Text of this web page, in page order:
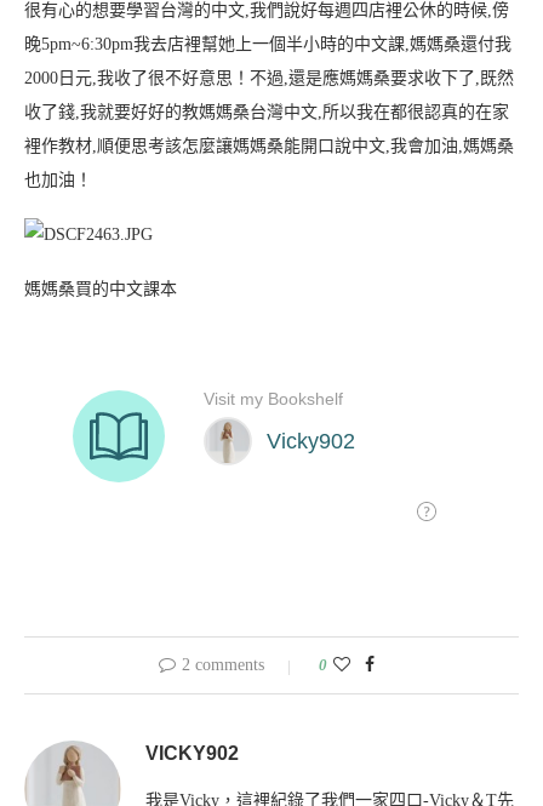
很有心的想要學習台灣的中文,我們說好每週四店裡公休的時候,傍
晚5pm~6:30pm我去店裡幫她上一個半小時的中文課,媽媽桑還付我
2000日元,我收了很不好意思！不過,還是應媽媽桑要求收下了,既然
收了錢,我就要好好的教媽媽桑台灣中文,所以我在都很認真的在家
裡作教材,順便思考該怎麼讓媽媽桑能開口說中文,我會加油,媽媽桑
也加油！
媽媽桑買的中文課本
2 comments 0
VICKY902
我是Vicky，這裡紀錄了我們一家四口-Vicky＆T先